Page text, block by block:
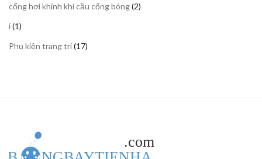
phẩm
cổng hơi khinh khí cầu cổng bóng 22
í 11
phẩm
Phụ kiện trang trí 1717